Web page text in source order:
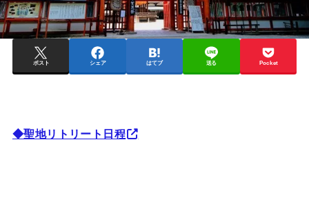
ポスト シェア はてブ 送る Pocket
◆聖地リトリート日程